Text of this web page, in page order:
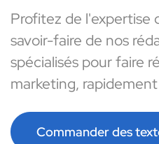
Profitez de l'expertise
savoir-faire de nos
spécialisés pour faire
marketing,
Commander des